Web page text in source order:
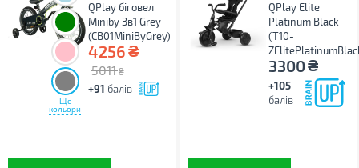
Ще
кольори
QPlay біговел
Miniby 3в1 Grey
(CB01MiniByGrey)
4256₴
5011 ₴
+91 балів
QPlay Elite
Platinum Black
(T10-
3300₴
+105
балів